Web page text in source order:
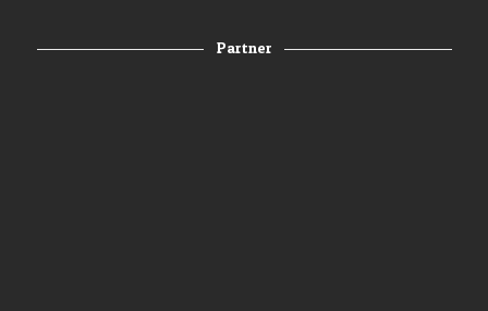
Partner